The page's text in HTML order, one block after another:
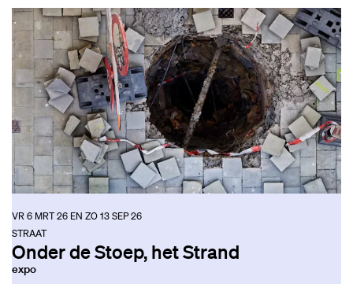
Onder de Stoep, het Strand
expo
STRAAT
VR 6 MRT 26 EN ZO 13 SEP 26